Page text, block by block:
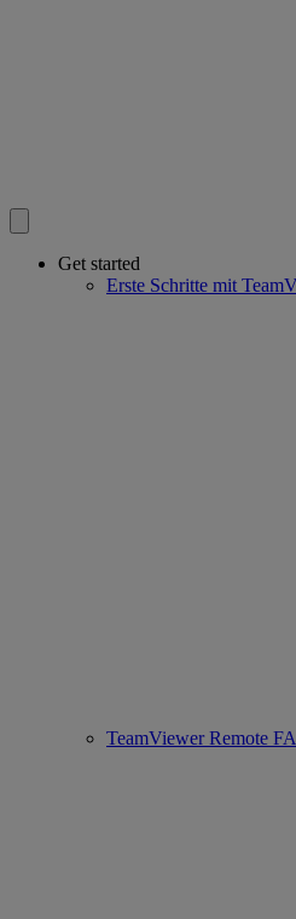
Get started
Erste Schritte mit
TeamViewer Remote